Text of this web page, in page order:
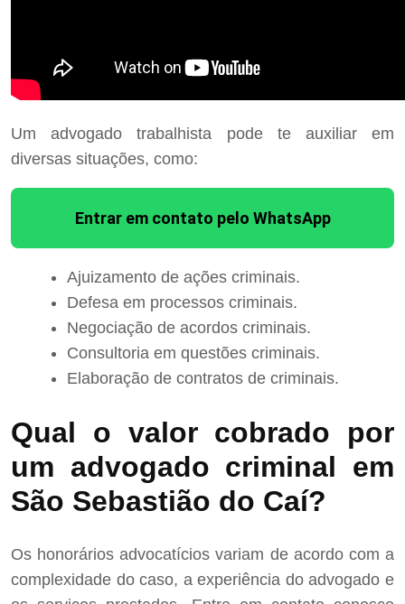
Um advogado trabalhista pode te auxiliar em
diversas situações, como:
Entrar em contato pelo WhatsApp
Ajuizamento de ações criminais.
Defesa em processos criminais.
Negociação de acordos criminais.
Consultoria em questões criminais.
Elaboração de contratos de criminais.
Qual o valor cobrado por
um advogado criminal em
São Sebastião do Caí?
Os honorários advocatícios variam de acordo com a
complexidade do caso, a experiência do advogado e